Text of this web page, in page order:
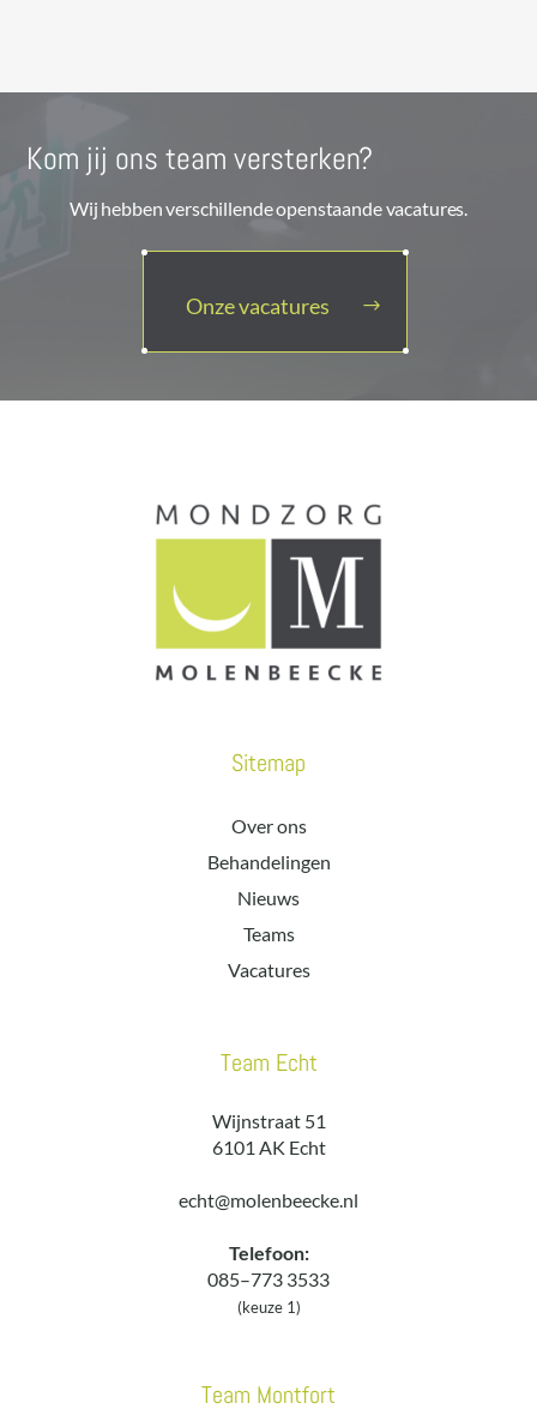
Kom jij ons team versterken?
Wij hebben verschillende openstaande vacatures.
Onze vacatures
Sitemap
Over ons
Behandelingen
Nieuws
Teams
Vacatures
Team Echt
Wijnstraat 51
6101 AK Echt
echt@molenbeecke.nl
Telefoon:
085–773 3533
(keuze 1)
Team Montfort